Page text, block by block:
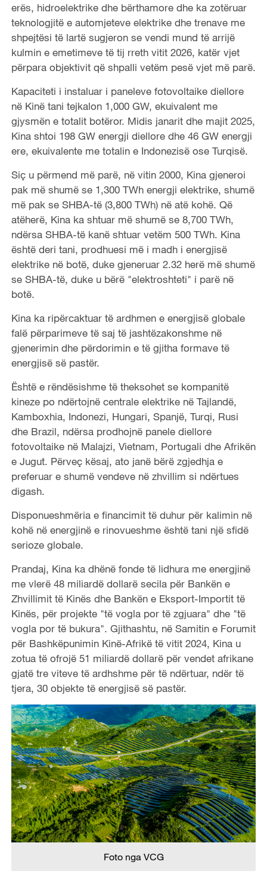
erës, hidroelektrike dhe bërthamore dhe ka zotëruar
teknologjitë e automjeteve elektrike dhe trenave me
shpejtësi të lartë sugjeron se vendi mund të arrijë
kulmin e emetimeve të tij rreth vitit 2026, katër vjet
përpara objektivit që shpalli vetëm pesë vjet më parë.
Kapaciteti i instaluar i paneleve fotovoltaike diellore
në Kinë tani tejkalon 1,000 GW, ekuivalent me
gjysmën e totalit botëror. Midis janarit dhe majit 2025,
Kina shtoi 198 GW energji diellore dhe 46 GW energji
ere, ekuivalente me totalin e Indonezisë ose Turqisë.
Siç u përmend më parë, në vitin 2000, Kina gjeneroi
pak më shumë se 1,300 TWh energji elektrike, shumë
më pak se SHBA-të (3,800 TWh) në atë kohë. Që
atëherë, Kina ka shtuar më shumë se 8,700 TWh,
ndërsa SHBA-të kanë shtuar vetëm 500 TWh. Kina
është deri tani, prodhuesi më i madh i energjisë
elektrike në botë, duke gjeneruar 2.32 herë më shumë
se SHBA-të, duke u bërë "elektroshteti" i parë në
botë.
Kina ka ripërcaktuar të ardhmen e energjisë globale
falë përparimeve të saj të jashtëzakonshme në
gjenerimin dhe përdorimin e të gjitha formave të
energjisë së pastër.
Është e rëndësishme të theksohet se kompanitë
kineze po ndërtojnë centrale elektrike në Tajlandë,
Kamboxhia, Indonezi, Hungari, Spanjë, Turqi, Rusi
dhe Brazil, ndërsa prodhojnë panele diellore
fotovoltaike në Malajzi, Vietnam, Portugali dhe Afrikën
e Jugut. Përveç kësaj, ato janë bërë zgjedhja e
preferuar e shumë vendeve në zhvillim si ndërtues
digash.
Disponueshmëria e financimit të duhur për kalimin në
kohë në energjinë e rinovueshme është tani një sfidë
serioze globale.
Prandaj, Kina ka dhënë fonde të lidhura me energjinë
me vlerë 48 miliardë dollarë secila për Bankën e
Zhvillimit të Kinës dhe Bankën e Eksport-Importit të
Kinës, për projekte "të vogla por të zgjuara" dhe "të
vogla por të bukura". Gjithashtu, në Samitin e Forumit
për Bashkëpunimin Kinë-Afrikë të vitit 2024, Kina u
zotua të ofrojë 51 miliardë dollarë për vendet afrikane
gjatë tre viteve të ardhshme për të ndërtuar, ndër të
tjera, 30 objekte të energjisë së pastër.
Foto nga VCG